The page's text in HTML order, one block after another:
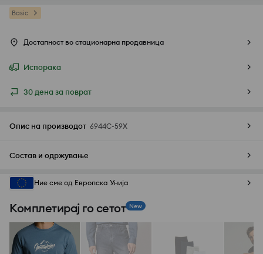
Basic
Достапност во стационарна продавница
Испорака
30 дена за поврат
Опис на производот 6944C-59X
Состав и одржување
Ние сме од Европска Унија
Комплетирај го сетот New